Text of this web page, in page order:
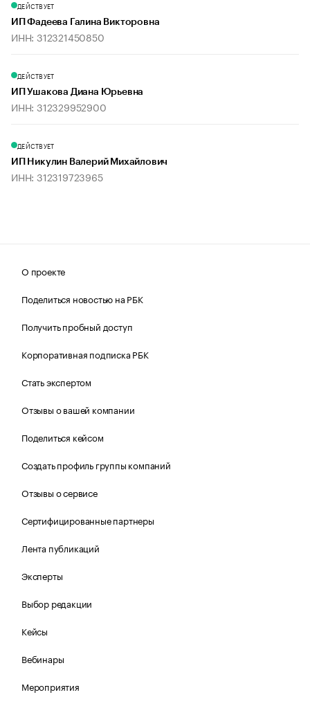
ДЕЙСТВУЕТ
ИП Фадеева Галина Викторовна
ИНН: 312321450850
ДЕЙСТВУЕТ
ИП Ушакова Диана Юрьевна
ИНН: 312329952900
ДЕЙСТВУЕТ
ИП Никулин Валерий Михайлович
ИНН: 312319723965
О проекте
Поделиться новостью на РБК
Получить пробный доступ
Корпоративная подписка РБК
Стать экспертом
Отзывы о вашей компании
Поделиться кейсом
Создать профиль группы компаний
Отзывы о сервисе
Сертифицированные партнеры
Лента публикаций
Эксперты
Выбор редакции
Кейсы
Вебинары
Мероприятия